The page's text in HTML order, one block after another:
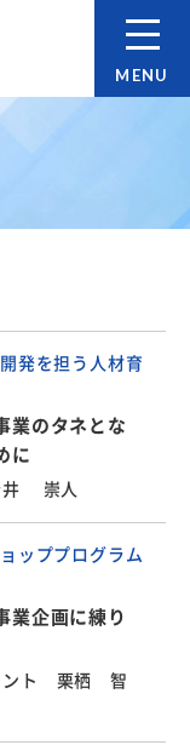
MENU
発を担う人材育
業のタネとな
に
井 崇人
ッププログラム
業企画に練り
ント 栗栖 智